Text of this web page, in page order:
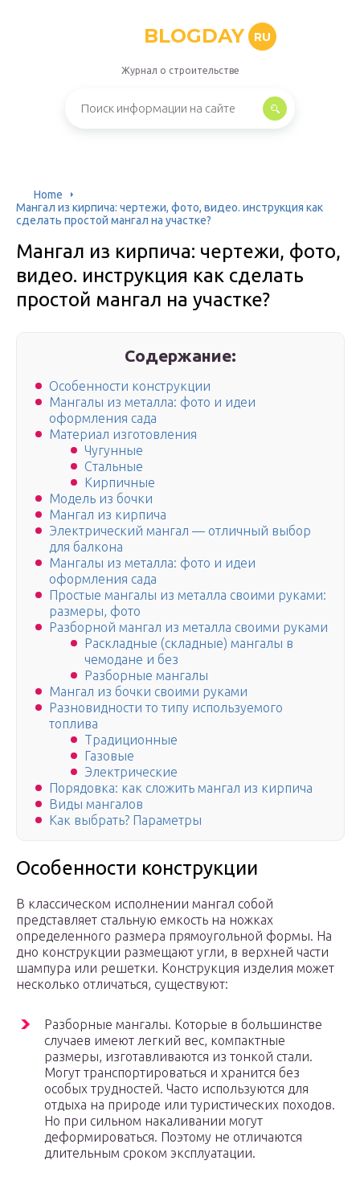
BLOGDAY RU
Журнал о строительстве
Home
Мангал из кирпича: чертежи, фото, видео. инструкция как
сделать простой мангал на участке?
Мангал из кирпича: чертежи, фото,
видео. инструкция как сделать
простой мангал на участке?
Содержание:
Особенности конструкции
Мангалы из металла: фото и идеи
оформления сада
Материал изготовления
Чугунные
Стальные
Кирпичные
Модель из бочки
Мангал из кирпича
Электрический мангал — отличный выбор
для балкона
Мангалы из металла: фото и идеи
оформления сада
Простые мангалы из металла своими руками:
размеры, фото
Разборной мангал из металла своими руками
Раскладные (складные) мангалы в
чемодане и без
Разборные мангалы
Мангал из бочки своими руками
Разновидности то типу используемого
топлива
Традиционные
Газовые
Электрические
Порядовка: как сложить мангал из кирпича
Виды мангалов
Как выбрать? Параметры
Особенности конструкции
В классическом исполнении мангал собой
представляет стальную емкость на ножках
определенного размера прямоугольной формы. На
дно конструкции размещают угли, в верхней части
шампура или решетки. Конструкция изделия может
несколько отличаться, существуют:
Разборные мангалы. Которые в большинстве
случаев имеют легкий вес, компактные
размеры, изготавливаются из тонкой стали.
Могут транспортироваться и хранится без
особых трудностей. Часто используются для
отдыха на природе или туристических походов.
Но при сильном накаливании могут
деформироваться. Поэтому не отличаются
длительным сроком эксплуатации.